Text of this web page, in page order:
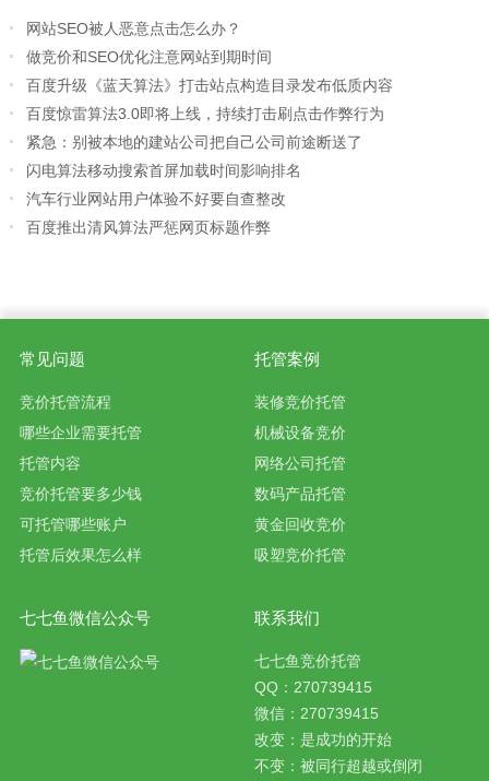
网站SEO被人恶意点击怎么办？
做竞价和SEO优化注意网站到期时间
百度升级《蓝天算法》打击站点构造目录发布低质内容
百度惊雷算法3.0即将上线，持续打击刷点击作弊行为
紧急：别被本地的建站公司把自己公司前途断送了
闪电算法移动搜索首屏加载时间影响排名
汽车行业网站用户体验不好要自查整改
百度推出清风算法严惩网页标题作弊
常见问题
竞价托管流程
哪些企业需要托管
托管内容
竞价托管要多少钱
可托管哪些账户
托管后效果怎么样
托管案例
装修竞价托管
机械设备竞价
网络公司托管
数码产品托管
黄金回收竞价
吸塑竞价托管
七七鱼微信公众号 联系我们
七七鱼竞价托管
QQ：270739415
微信：270739415
改变：是成功的开始
不变：被同行超越或倒闭